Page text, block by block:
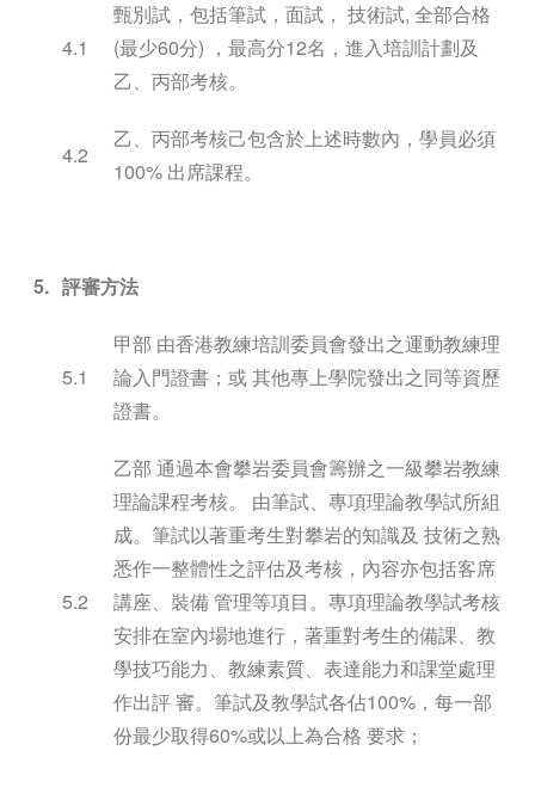
4.1
甄別試，包括筆試，面試， 技術試, 全部合格
(最少60分) ，最高分12名，進入培訓計劃及
乙、丙部考核。
4.2
乙、丙部考核己包含於上述時數內，學員必須
100% 出席課程。
5. 評審方法
5.1
甲部 由香港教練培訓委員會發出之運動教練理
論入門證書；或 其他專上學院發出之同等資歷
證書。
5.2
乙部 通過本會攀岩委員會籌辦之一級攀岩教練
理論課程考核。 由筆試、專項理論教學試所組
成。筆試以著重考生對攀岩的知識及 技術之熟
悉作一整體性之評估及考核，內容亦包括客席
講座、裝備 管理等項目。專項理論教學試考核
安排在室內場地進行，著重對考生的備課、教
學技巧能力、教練素質、表達能力和課堂處理
作出評 審。筆試及教學試各佔100%，每一部
份最少取得60%或以上為合格 要求；